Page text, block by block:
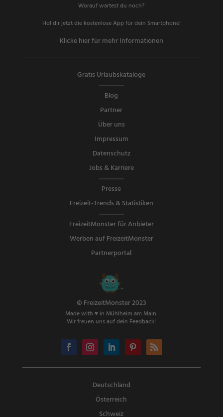
Worauf wartest du noch?
Hol dir jetzt die kostenlose App für dein Smartphone!
Klicke hier für mehr Informationen
Gratis Urlaubskataloge
Blog
Partner
Über uns
Impressum
Datenschutz
Jobs & Karriere
Presse
Freizeit-Trends & Statistiken
FreizeitMonster für Anbieter
Werben auf FreizeitMonster
Partnerportal
© FreizeitMonster 2023
Made with ♥ in Mühlheim am Main.
Wir freuen uns auf dein Feedback!
Deutschland
Österreich
Schweiz